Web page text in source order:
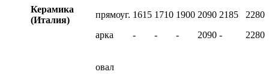
Керамика
(Италия)
прямоуг.
арка
1615
-
1710
-
1900
-
2090
2090
2185
-
2280
2280
овал